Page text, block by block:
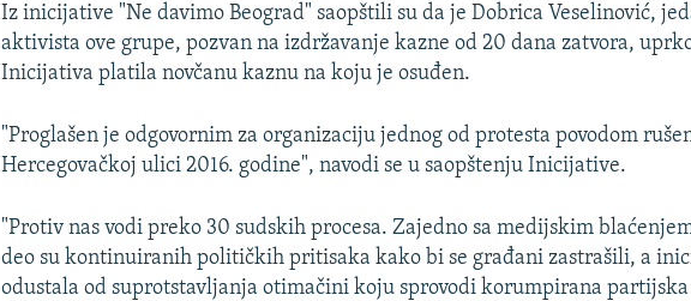
Iz inicijative "Ne davimo Beograd" saopštili su da je Dobrica Veselinović,
aktivista ove grupe, pozvan na izdržavanje kazne od 20 dana zatvora,
Inicijativa platila novčanu kaznu na koju je osuđen.
"Proglašen je odgovornim za organizaciju jednog od protesta povodom
Hercegovačkoj ulici 2016. godine", navodi se u saopštenju Inicijative.
"Protiv nas vodi preko 30 sudskih procesa. Zajedno sa medijskim
deo su kontinuiranih političkih pritisaka kako bi se građani zastrašili, a
odustala od suprotstavljanja otimačini koju sprovodi korumpirana